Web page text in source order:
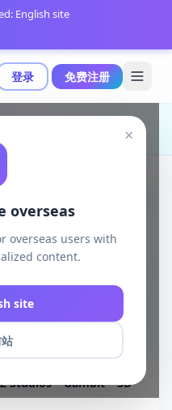
登录 免费注册
English site
×
overseas
overseas users with
content.
site
Studios – Gambit – 3D